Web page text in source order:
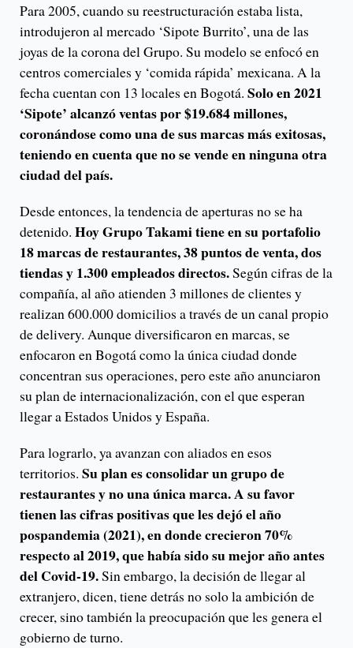
Para 2005, cuando su reestructuración estaba lista,
introdujeron al mercado ‘Sipote Burrito’, una de las
joyas de la corona del Grupo. Su modelo se enfocó en
centros comerciales y ‘comida rápida’ mexicana. A la
fecha cuentan con 13 locales en Bogotá. Solo en 2021
‘Sipote’ alcanzó ventas por $19.684 millones,
coronándose como una de sus marcas más exitosas,
teniendo en cuenta que no se vende en ninguna otra
ciudad del país.
Desde entonces, la tendencia de aperturas no se ha
detenido. Hoy Grupo Takami tiene en su portafolio
18 marcas de restaurantes, 38 puntos de venta, dos
tiendas y 1.300 empleados directos.Según cifras de la
compañía, al año atienden 3 millones de clientes y
realizan 600.000 domicilios a través de un canal propio
de delivery. Aunque diversificaron en marcas, se
enfocaron en Bogotá como la única ciudad donde
concentran sus operaciones, pero este año anunciaron
su plan de internacionalización, con el que esperan
llegar a Estados Unidos y España.
Para lograrlo, ya avanzan con aliados en esos
territorios. Su plan es consolidar un grupo de
restaurantes y no una única marca. A su favor
tienen las cifras positivas que les dejó el año
pospandemia (2021), en donde crecieron 70%
respecto al 2019, que había sido su mejor año antes
del Covid-19.Sin embargo, la decisión de llegar al
extranjero, dicen, tiene detrás no solo la ambición de
crecer, sino también la preocupación que les genera el
gobierno de turno.